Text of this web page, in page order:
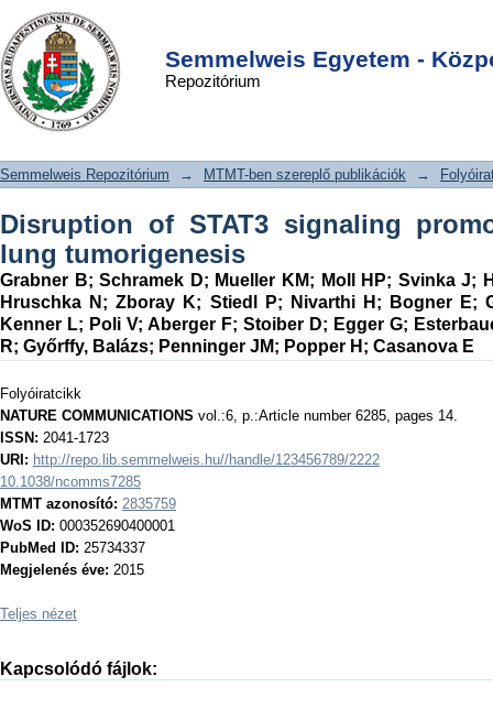
Semmelweis Egyetem -
Repozitórium
Disruption of STAT3 signaling
promotes KRAS induced lung
tumorigenesis
DSpace/Manakin Repository
Semmelweis Repozitórium → MTMT-ben szereplő publikációk →
Disruption of STAT3 signaling
lung tumorigenesis
Grabner B;Schramek D; Mueller KM; Moll HP; Svinka J;
Hruschka N ;Zboray K; Stiedl P; Nivarthi H ; Bogner E;
Kenner L; Poli V; Aberger F; Stoiber D; Egger G;
R; Győrffy, Balázs; Penninger JM; Popper H ; Casanova E
Folyóiratcikk
NATURE COMMUNICATIONS vol.:6, p.:Article number 6285, pages 14.
ISSN: 2041-1723
URI: http://repo.lib.semmelweis.hu//handle/123456789/2222
10.1038/ncomms7285
MTMT azonosító: 2835759
WoS ID: 000352690400001
PubMed ID: 25734337
Megjelenés éve: 2015
Teljes nézet
Kapcsolódó fájlok: